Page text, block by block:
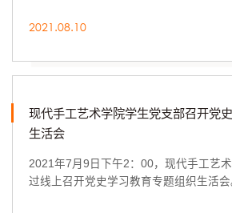
2021.08.10
现代手工艺术学院学生党支部召开党
生活会
2021年7月9日下午2：00，现代手工艺
过线上召开党史学习教育专题组织生活